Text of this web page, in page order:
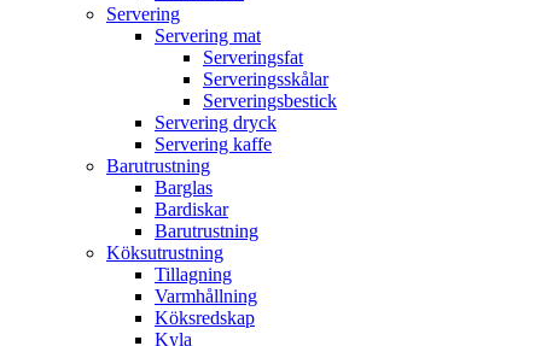
Servering
Servering mat
Serveringsfat
Serveringsskålar
Serveringsbestick
Servering dryck
Servering kaffe
Barutrustning
Barglas
Bardiskar
Barutrustning
Köksutrustning
Tillagning
Varmhållning
Köksredskap
Kyla